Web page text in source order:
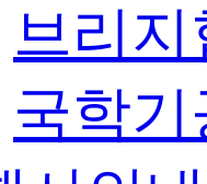
브리지
국학기